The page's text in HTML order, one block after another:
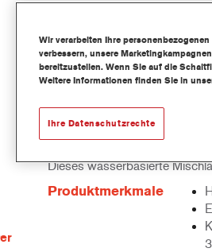
Dieses wasserbasierte
Produktmerkmale
Wir verarbeiten Ihre
verbessern, unsere
bereitzustellen. Wenn Sie auf die
Weitere Informationen finden Sie in
Ihre Datenschutzrechte